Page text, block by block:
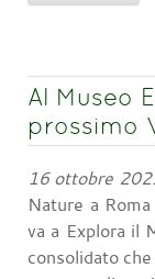
Al Museo
prossimo
16 ottobre
Nature a
va a Explora il
consolidato